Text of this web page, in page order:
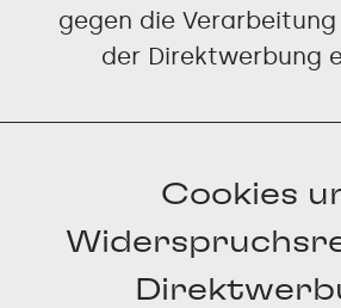
gegen die
der Direktwerbung
Cookies